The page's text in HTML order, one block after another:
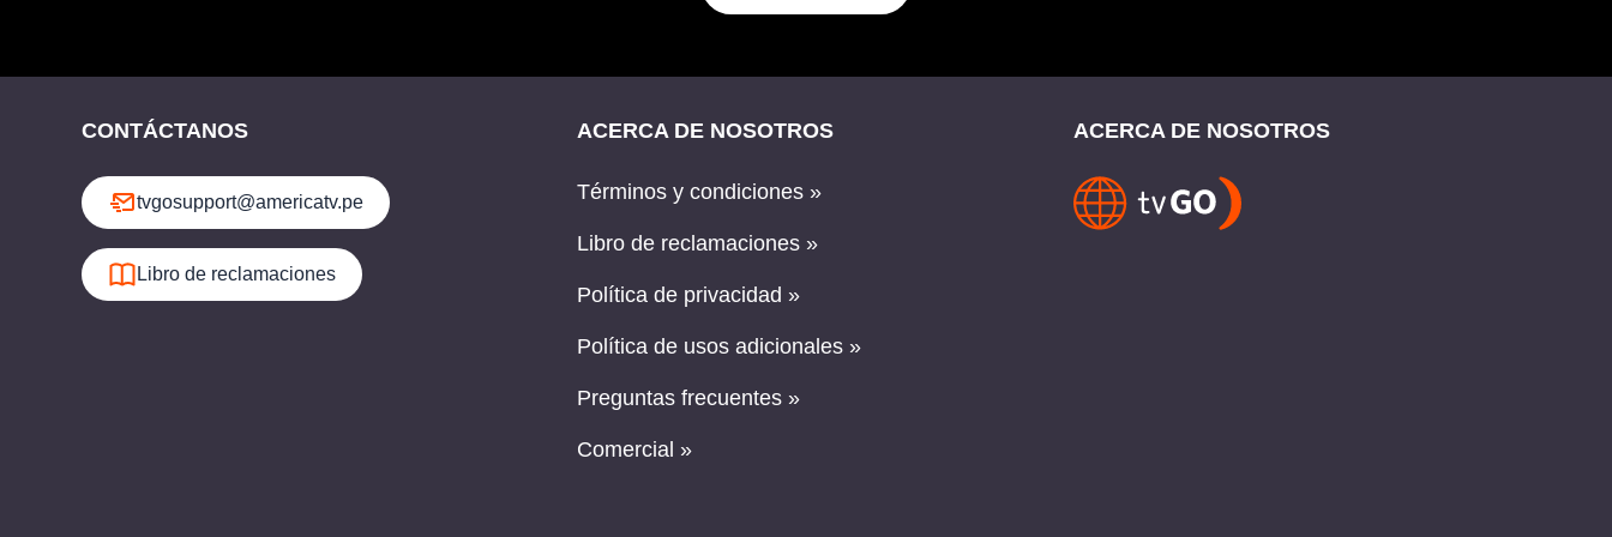
CONTÁCTANOS
tvgosupport@americatv.pe
Libro de reclamaciones
ACERCA DE NOSOTROS
Términos y condiciones »
Libro de reclamaciones »
Política de privacidad »
Política de usos adicionales »
Preguntas frecuentes »
Comercial »
ACERCA DE NOSOTROS